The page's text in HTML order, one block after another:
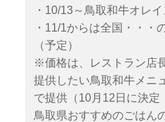
・10/13～鳥取和牛オレ
・11/1からは全国・・
（予定）
※価格は、レストラン店
提供したい鳥取和牛メニ
で提供（10月12日に決定
鳥取県おすすめのごはん